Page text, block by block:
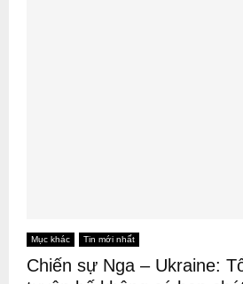
Mục khác Tin mới nhất
Chiến sự Nga – Ukraine: